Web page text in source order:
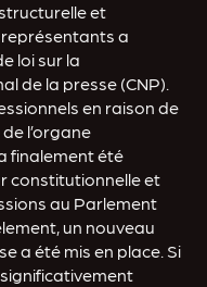
et
a
loi sur la
de la presse (CNP).
en raison de
l’organe
finalement été
constitutionnelle et
au Parlement
un nouveau
a été mis en place. Si